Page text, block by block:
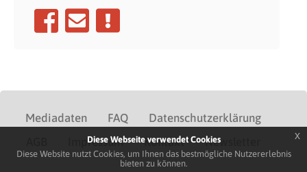
Mediadaten FAQ
Datenschutzerklärung
Impressum Kontakt Newsletter
Diese Webseite verwendet Cookies
Diese Website nutzt Cookies, um Ihnen das bestmögliche Nutzererlebnis
bieten zu können.
x